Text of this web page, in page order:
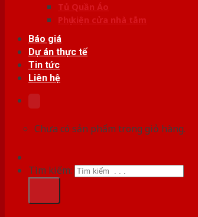
Tủ Quần Áo
Phụ kiện cửa nhà tắm
Báo giá
Dự án thực tế
Tin tức
Liên hệ
Chưa có sản phẩm trong giỏ hàng.
Tìm kiếm: